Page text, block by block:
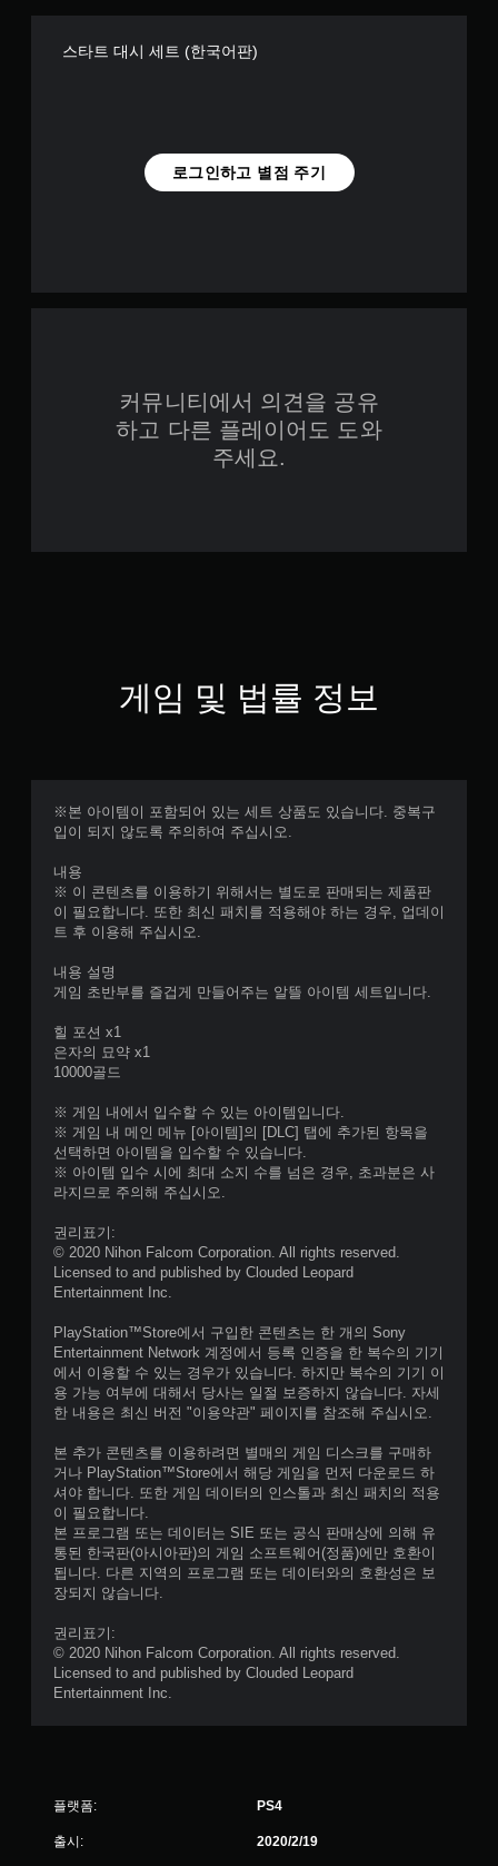
스타트 대시 세트 (한국어판)
로그인하고 별점 주기
커뮤니티에서 의견을 공유
하고 다른 플레이어도 도와
주세요.
게임 및 법률 정보
※본 아이템이 포함되어 있는 세트 상품도 있습니다. 중복구
입이 되지 않도록 주의하여 주십시오.
내용
※ 이 콘텐츠를 이용하기 위해서는 별도로 판매되는 제품판
이 필요합니다. 또한 최신 패치를 적용해야 하는 경우, 업데이
트 후 이용해 주십시오.
내용 설명
게임 초반부를 즐겁게 만들어주는 알뜰 아이템 세트입니다.
힐 포션 x1
은자의 묘약 x1
10000골드
※ 게임 내에서 입수할 수 있는 아이템입니다.
※ 게임 내 메인 메뉴 [아이템]의 [DLC] 탭에 추가된 항목을
선택하면 아이템을 입수할 수 있습니다.
※ 아이템 입수 시에 최대 소지 수를 넘은 경우, 초과분은 사
라지므로 주의해 주십시오.
권리표기:
© 2020 Nihon Falcom Corporation. All rights reserved.
Licensed to and published by Clouded Leopard
Entertainment Inc.
PlayStation™Store에서 구입한 콘텐츠는 한 개의 Sony
Entertainment Network 계정에서 등록 인증을 한 복수의 기기
에서 이용할 수 있는 경우가 있습니다. 하지만 복수의 기기 이
용 가능 여부에 대해서 당사는 일절 보증하지 않습니다. 자세
한 내용은 최신 버전 "이용약관" 페이지를 참조해 주십시오.
본 추가 콘텐츠를 이용하려면 별매의 게임 디스크를 구매하
거나 PlayStation™Store에서 해당 게임을 먼저 다운로드 하
셔야 합니다. 또한 게임 데이터의 인스톨과 최신 패치의 적용
이 필요합니다.
본 프로그램 또는 데이터는 SIE 또는 공식 판매상에 의해 유
통된 한국판(아시아판)의 게임 소프트웨어(정품)에만 호환이
됩니다. 다른 지역의 프로그램 또는 데이터와의 호환성은 보
장되지 않습니다.
권리표기:
© 2020 Nihon Falcom Corporation. All rights reserved.
Licensed to and published by Clouded Leopard
Entertainment Inc.
플랫폼: PS4
출시: 2020/2/19